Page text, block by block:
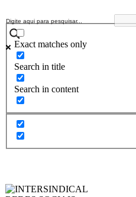
Exact matches only
Search in title
Search in content